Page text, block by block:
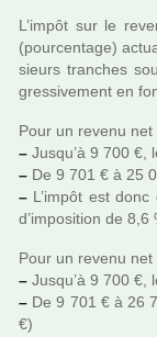
L’impôt sur le
(pour­cen­tage)
sieurs tran­ches
gres­si­ve­ment en
Pour un revenu net
– Jusqu’à 9 700 €,
– De 9 701 € à 25
– L’impôt est
d’impo­si­tion de 8,6
Pour un revenu net
– Jusqu’à 9 700 €,
– De 9 701 € à 26
€)